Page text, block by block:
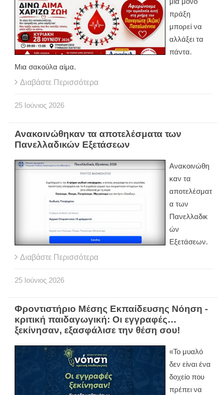
πράξη
μπορεί να
αλλάξει τα
πάντα.
Μια σακούλα αίμα.
Διαβάστε Περισσότερα
25 Ιούνιος 2026
Ανακοινώθηκαν τα αποτελέσματα των
Πανελλαδικών Εξετάσεων
Ανακοινώθη
καν τα
αποτελέσματ
α των
Πανελλαδικ
ών
Εξετάσεων.
Διαβάστε Περισσότερα
25 Ιούνιος 2026
Φροντιστήριο Μέσης Εκπαίδευσης Νόηση -
κριτική παιδαγωγική: Οι εγγραφές…
ξεκίνησαν, εξασφάλισε την θέση σου!
«Το μυαλό
δεν είναι ένα
δοχείο που
πρέπει να